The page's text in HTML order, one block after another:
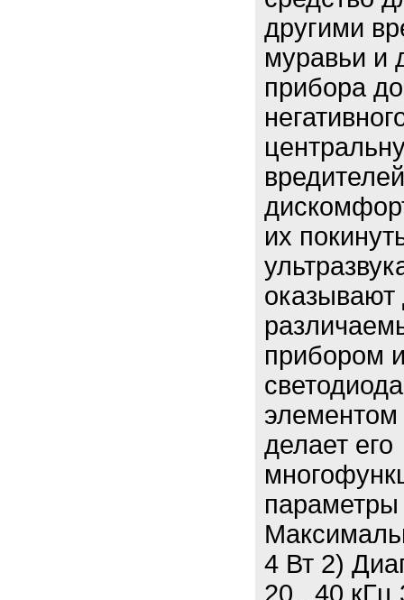
другими
муравьи и
прибора
их
оказывают
прибором
элементом
делает его
параметры
4 Вт 2)
20...40 кГц